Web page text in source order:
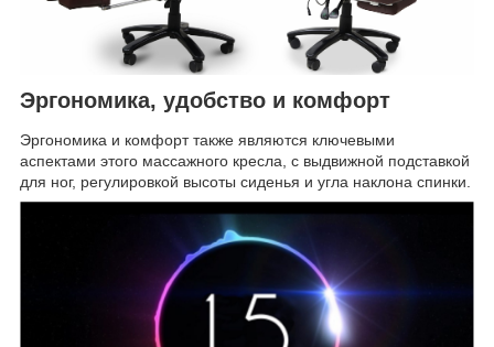
Эргономика, удобство и комфорт
Эргономика и комфорт также являются ключевыми
аспектами этого массажного кресла, с выдвижной подставкой
для ног, регулировкой высоты сиденья и угла наклона спинки.